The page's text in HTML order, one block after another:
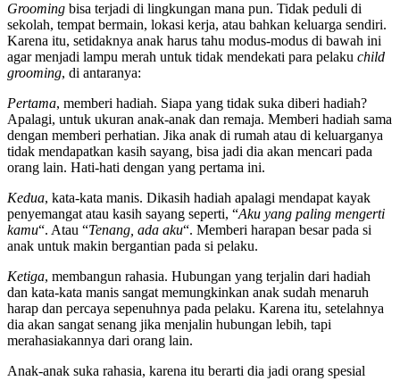
Grooming bisa terjadi di lingkungan mana pun. Tidak peduli di
sekolah, tempat bermain, lokasi kerja, atau bahkan keluarga sendiri.
Karena itu, setidaknya anak harus tahu modus-modus di bawah ini
agar menjadi lampu merah untuk tidak mendekati para pelaku child
grooming, di antaranya:
Pertama, memberi hadiah. Siapa yang tidak suka diberi hadiah?
Apalagi, untuk ukuran anak-anak dan remaja. Memberi hadiah sama
dengan memberi perhatian. Jika anak di rumah atau di keluarganya
tidak mendapatkan kasih sayang, bisa jadi dia akan mencari pada
orang lain. Hati-hati dengan yang pertama ini.
Kedua, kata-kata manis. Dikasih hadiah apalagi mendapat kayak
penyemangat atau kasih sayang seperti, “Aku yang paling mengerti
kamu“. Atau “Tenang, ada aku“. Memberi harapan besar pada si
anak untuk makin bergantian pada si pelaku.
Ketiga, membangun rahasia. Hubungan yang terjalin dari hadiah
dan kata-kata manis sangat memungkinkan anak sudah menaruh
harap dan percaya sepenuhnya pada pelaku. Karena itu, setelahnya
dia akan sangat senang jika menjalin hubungan lebih, tapi
merahasiakannya dari orang lain.
Anak-anak suka rahasia, karena itu berarti dia jadi orang spesial